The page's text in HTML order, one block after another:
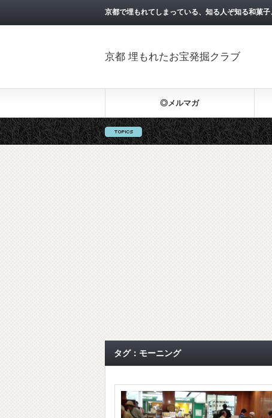
京都で埋もれてしまっている、知る人ぞ知る和菓
京都 埋もれたお宝発掘クラブ
◎メルマガ
タグ：モーニング